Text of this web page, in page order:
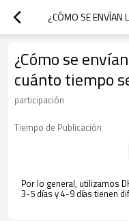
¿Cómo se
cuánto tiempo
participación
Tiempo de Publicación
Por lo general, utilizamos
3-5 días y 4-9 días tienen